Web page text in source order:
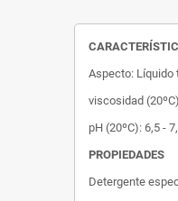
Aspecto: Líquido
viscosidad
pH (20ºC): 6,5 -
PROPIEDADES
Detergente